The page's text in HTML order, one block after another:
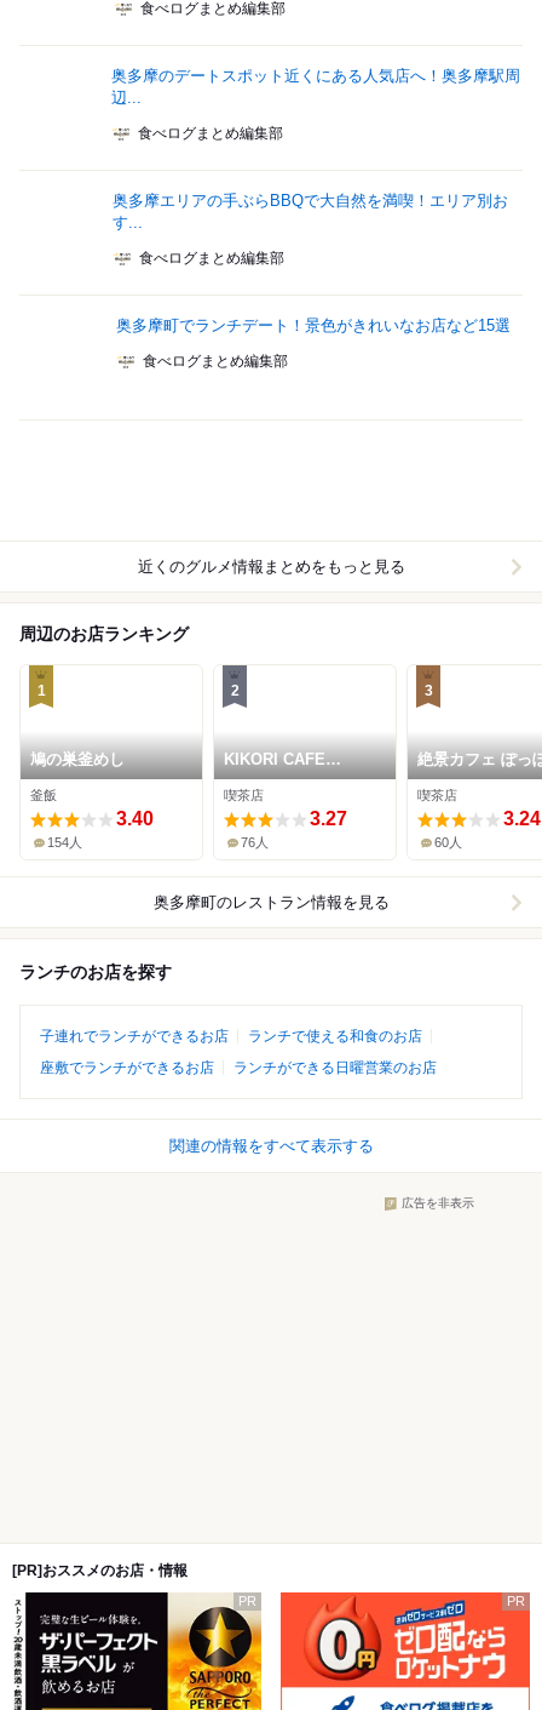
食べログまとめ編集部
奥多摩のデートスポット近くにある人気店へ！奥多摩駅周
辺...
食べログまとめ編集部
奥多摩エリアの手ぶらBBQで大自然を満喫！エリア別お
す...
食べログまとめ編集部
奥多摩町でランチデート！景色がきれいなお店など15選
食べログまとめ編集部
近くのグルメ情報まとめをもっと見る
周辺のお店ランキング
1
鳩の巣釜めし
釜飯
3.40
154人
2
KIKORI CAFE
TOKYO
喫茶店
3.27
76人
3
絶景カフェ ぽっ
喫茶店
3.24
60人
奥多摩町のレストラン情報を見る
ランチのお店を探す
子連れでランチができるお店
ランチで使える和食のお店
座敷でランチができるお店
ランチができる日曜営業のお店
関連の情報をすべて表示する
広告を非表示
[PR]おススメのお店・情報
PR PR